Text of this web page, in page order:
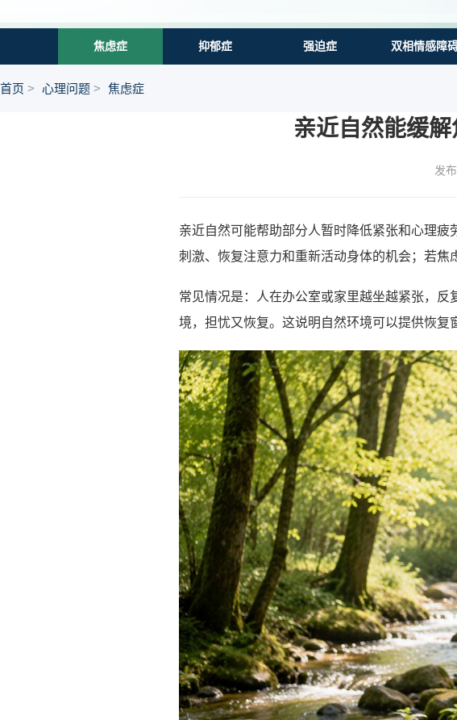
焦虑症 抑郁症 强迫症 双相情感障
首页 心理问题 焦虑症
亲近自然能缓
发
亲近自然可能帮助部分人暂时降低紧张和心理
刺激、恢复注意力和重新活动身体的机会；若焦
常见情况是：人在办公室或家里越坐越紧张，
境，担忧又恢复。这说明自然环境可以提供恢复